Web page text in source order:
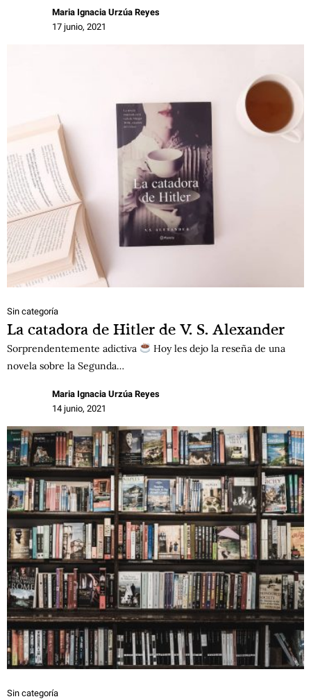
Maria Ignacia Urzúa Reyes
17 junio, 2021
Sin categoría
La catadora de Hitler de V. S. Alexander
Sorprendentemente adictiva
Hoy les dejo la reseña de una
novela sobre la Segunda…
Maria Ignacia Urzúa Reyes
14 junio, 2021
Sin categoría